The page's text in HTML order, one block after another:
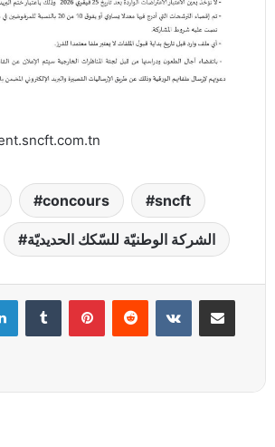
concours sncft
الشركة الوطنيّة للسّكك الحديديّة
LinkedinTumblr PinterestReddit VKontaktePartager par email